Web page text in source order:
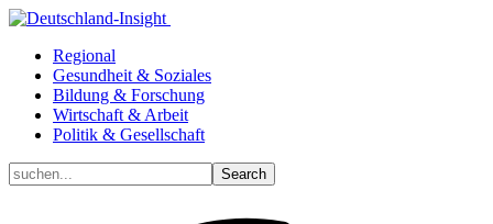
Regional
Gesundheit & Soziales
Bildung & Forschung
Wirtschaft & Arbeit
Politik & Gesellschaft